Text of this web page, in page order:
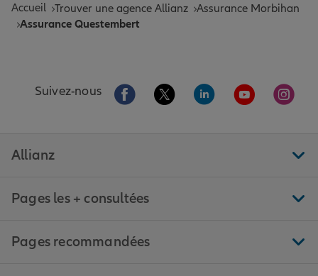
Accueil Trouver une agence Allianz Assurance Morbihan
Assurance Questembert
Suivez-nous Aller sur la page Facebook de Allianz
Aller sur la page Twitter de
Aller sur la page
Aller sur la
Aller
Allianz
Pages les + consultées
Pages recommandées